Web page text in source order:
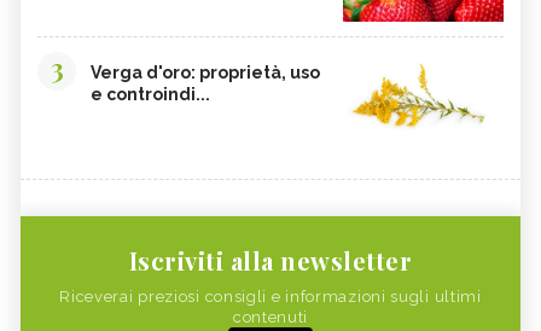
3
Verga d'oro: proprietà, uso
e controindi...
Iscriviti alla newsletter
Riceverai preziosi consigli e informazioni sugli ultimi
contenuti